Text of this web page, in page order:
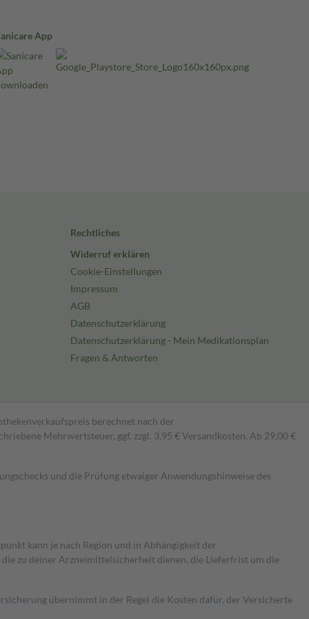
App
Rechtliches
Widerruf erklären
Cookie-Einstellungen
Impressum
AGB
Datenschutzerklärung
Datenschutzerklärung - Mein Medikationsplan
Fragen & Antworten
berechnet nach der
Mehrwertsteuer, ggf. zzgl. 3,95 € Versandkosten. Ab 29,00 €
und die Prüfung etwaiger Anwendungshinweise des
kann je nach Region und in Abhängigkeit der
zu deiner Arzneimittelsicherheit dienen, die Lieferfrist um die
übernimmt in der Regel die Kosten dafür, der Versicherte